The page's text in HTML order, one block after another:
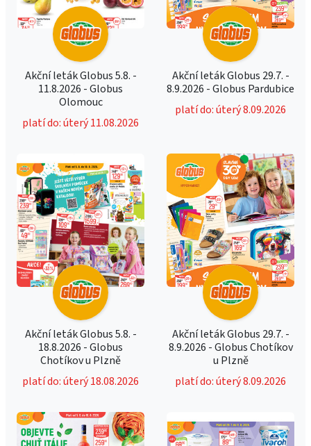
Akční leták Globus 5.8. -
11.8.2026 - Globus
Olomouc
platí do: úterý 11.08.2026
Akční leták Globus 29.7. -
8.9.2026 - Globus Pardubice
platí do: úterý 8.09.2026
Akční leták Globus 5.8. -
18.8.2026 - Globus
Chotíkov u Plzně
platí do: úterý 18.08.2026
Akční leták Globus 29.7. -
8.9.2026 - Globus Chotíkov
u Plzně
platí do: úterý 8.09.2026